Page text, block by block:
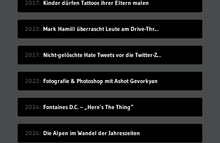
2017 Kinder dürfen Tattoos ihrer Eltern malen
2022 Mark Hamill überrascht Leute am Drive-Thru-Schalter
2017 Nicht-gelöschte Hate Tweets vor die Twitter-Zentrale gesprüht
2022 Fotografie & Photoshop mit Ashot Gevorkyan
2024 Fontaines D.C. – „Here’s The Thing“
2024 Die Alpen im Wandel der Jahreszeiten